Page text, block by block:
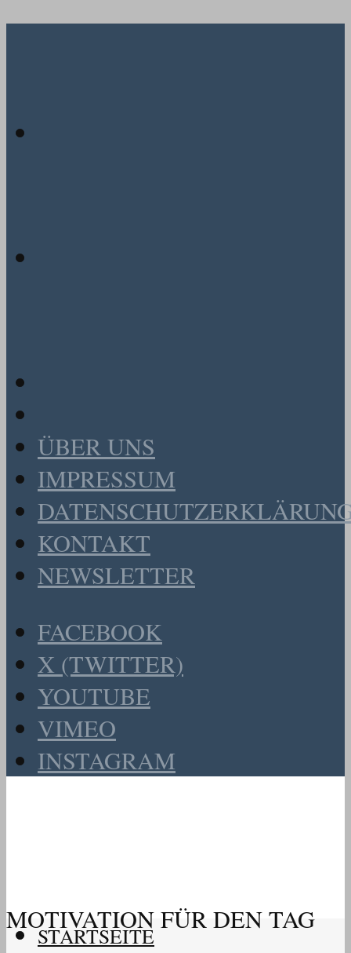
ÜBER UNS
IMPRESSUM
KONTAKT
NEWSLETTER
FACEBOOK
X (TWITTER)
YOUTUBE
VIMEO
INSTAGRAM
MOTIVATION FÜR DEN TAG
STARTSEITE